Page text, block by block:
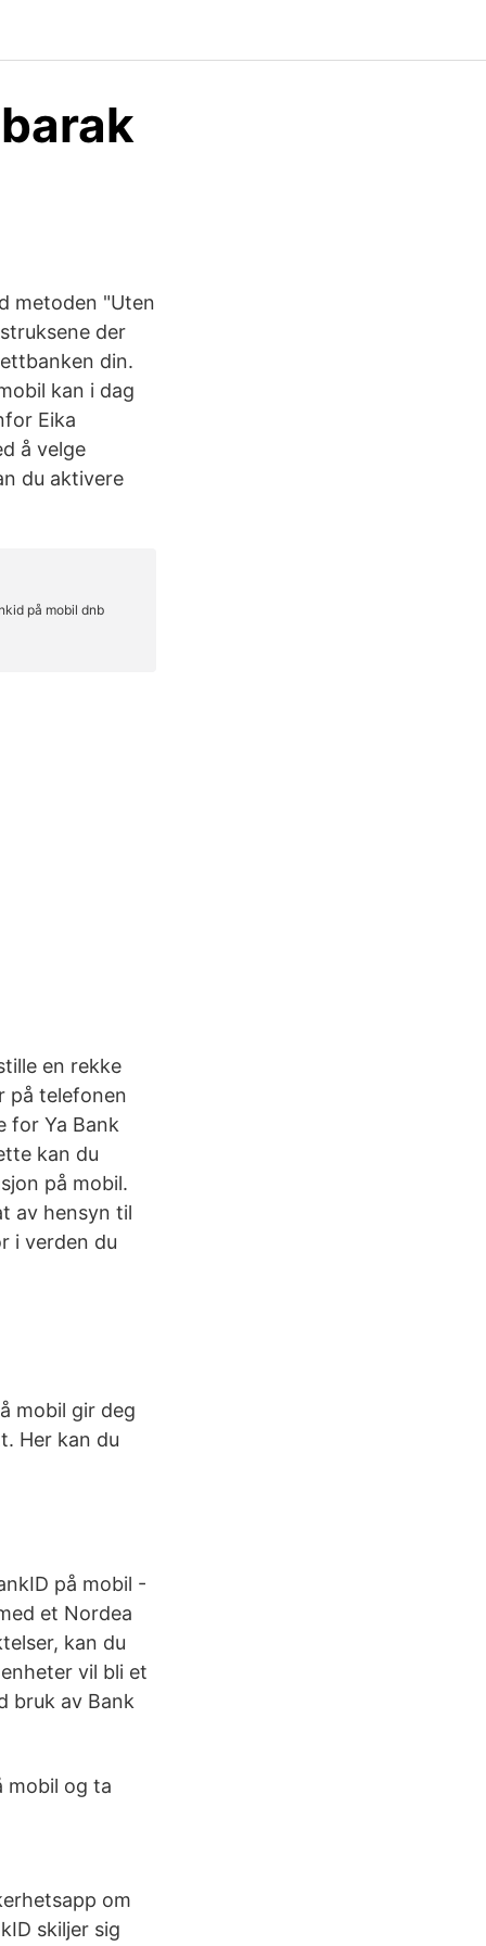
metoden "Uten
der
din.
kan i dag
Eika
å velge
du aktivere
en rekke
på telefonen
for Ya Bank
kan du
på mobil.
av hensyn til
i verden du
mobil gir deg
Her kan du
på mobil -
et Nordea
kan du
vil bli et
bruk av Bank
mobil og ta
om
skiljer sig